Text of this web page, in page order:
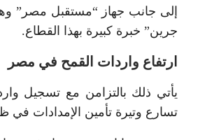
إلى جانب جهاز “مستقبل مصر”
جرين” خبرة كبيرة بهذا القطاع.
ارتفاع واردات القمح في مصر
يأتي ذلك بالتزامن مع تسجيل
تسارع وتيرة تأمين الإمدادات في